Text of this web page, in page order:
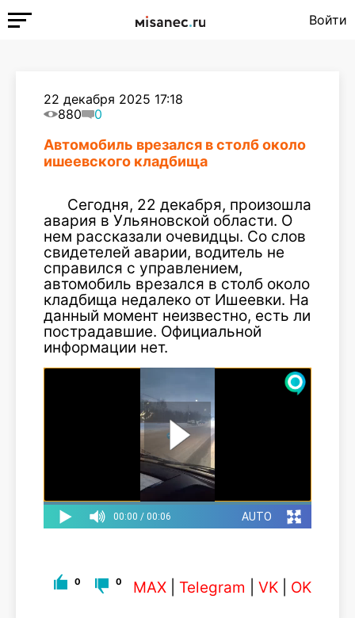
Войти
22 декабря 2025 17:18
880
0
Автомобиль врезался в столб около
ишеевского кладбища
Сегодня, 22 декабря, произошла
авария в Ульяновской области. О
нем рассказали очевидцы. Со слов
свидетелей аварии, водитель не
справился с управлением,
автомобиль врезался в столб около
кладбища недалеко от Ишеевки. На
данный момент неизвестно, есть ли
пострадавшие. Официальной
информации нет.
0 0 MAX Telegram VK OK